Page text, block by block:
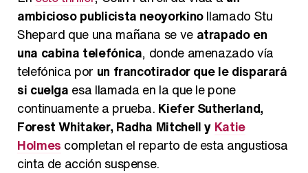
ambicioso publicista neoyorkinollamado Stu
Shepard que una mañana se ve atrapado en
una cabina telefónica, donde amenazado vía
telefónica por un francotirador que le disparará
si cuelga esa llamada en la que le pone
continuamente a prueba. Kiefer Sutherland,
Forest Whitaker, Radha Mitchell y Katie
Holmes completan el reparto de esta angustiosa
cinta de acción suspense.